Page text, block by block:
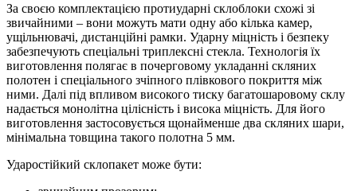
За своєю комплектацією протиударні склоблоки схожі зі
звичайними – вони можуть мати одну або кілька камер,
ущільнювачі, дистанційні рамки. Ударну міцність і безпеку
забезпечують спеціальні триплексні стекла. Технологія їх
виготовлення полягає в почерговому укладанні скляних
полотен і спеціального зчіпного плівкового покриття між
ними. Далі під впливом високого тиску багатошаровому склу
надається монолітна цілісність і висока міцність. Для його
виготовлення застосовується щонайменше два скляних шари,
мінімальна товщина такого полотна 5 мм.
Ударостійкий склопакет може бути: